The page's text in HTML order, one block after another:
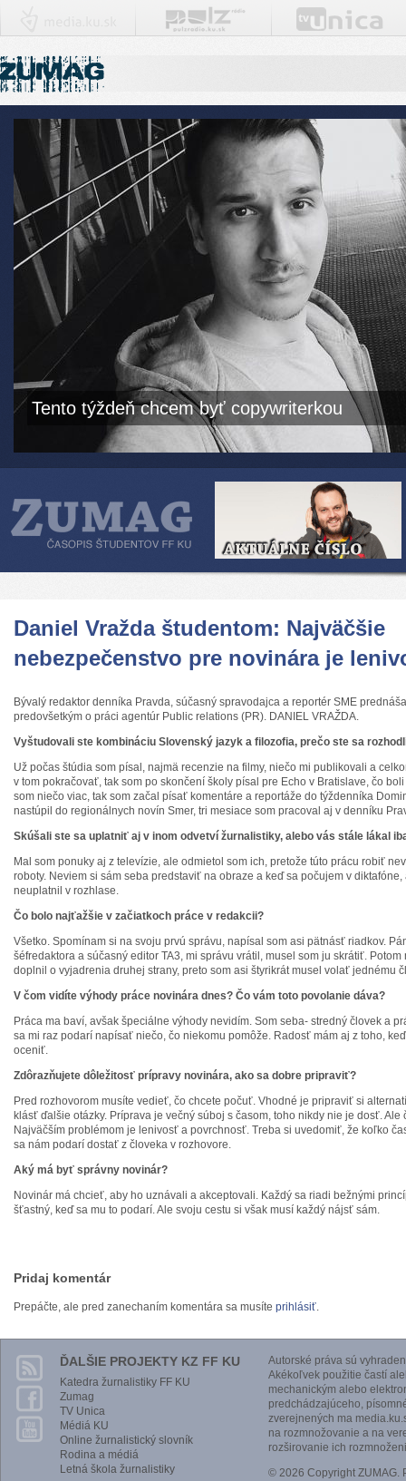
Tento týždeň chcem byť copywriterkou
Daniel Vražda študentom: Najväčšie
nebezpečenstvo pre novinára je
Bývalý redaktor denníka Pravda, súčasný spravodajca a reportér SME
predovšetkým o práci agentúr Public relations (PR). DANIEL VRAŽDA.
Vyštudovali ste kombináciu Slovenský jazyk a filozofia, prečo ste sa
Už počas štúdia som písal, najmä recenzie na filmy, niečo mi publikovali a
v tom pokračovať, tak som po skončení školy písal pre Echo v Bratislave, čo
som niečo viac, tak som začal písať komentáre a reportáže do týždenníka
nastúpil do regionálnych novín Smer, tri mesiace som pracoval aj v denníku
Skúšali ste sa uplatniť aj v inom odvetví žurnalistiky, alebo vás stále lákal
Mal som ponuky aj z televízie, ale odmietol som ich, pretože túto prácu robiť
roboty. Neviem si sám seba predstaviť na obraze a keď sa počujem v
neuplatnil v rozhlase.
Čo bolo najťažšie v začiatkoch práce v redakcii?
Všetko. Spomínam si na svoju prvú správu, napísal som asi pätnásť riadkov.
šéfredaktora a súčasný editor TA3, mi správu vrátil, musel som ju skrátiť.
doplnil o vyjadrenia druhej strany, preto som asi štyrikrát musel volať jednému
V čom vidíte výhody práce novinára dnes? Čo vám toto povolanie dáva?
Práca ma baví, avšak špeciálne výhody nevidím. Som seba- stredný človek a
sa mi raz podarí napísať niečo, čo niekomu pomôže. Radosť mám aj z toho,
oceniť.
Zdôrazňujete dôležitosť prípravy novinára, ako sa dobre pripraviť?
Pred rozhovorom musíte vedieť, čo chcete počuť. Vhodné je pripraviť si
klásť ďalšie otázky. Príprava je večný súboj s časom, toho nikdy nie je dosť.
Najväčším problémom je lenivosť a povrchnosť. Treba si uvedomiť, že koľko
sa nám podarí dostať z človeka v rozhovore.
Aký má byť správny novinár?
Novinár má chcieť, aby ho uznávali a akceptovali. Každý sa riadi bežnými
šťastný, keď sa mu to podarí. Ale svoju cestu si však musí každý nájsť sám.
Pridaj komentár
Prepáčte, ale pred zanechaním komentára sa musíte prihlásiť.
ĎALŠIE PROJEKTY KZ FF KU
Katedra žurnalistiky FF KU
Zumag
TV Unica
Médiá KU
Online žurnalistický slovník
Rodina a médiá
Letná škola žurnalistiky
Autorské práva sú
Akékoľvek použitie častí
mechanickým alebo
predchádzajúceho,
zverejnených ma
na rozmnožovanie a na
rozširovanie ich
© 2026 Copyright ZUMAG.